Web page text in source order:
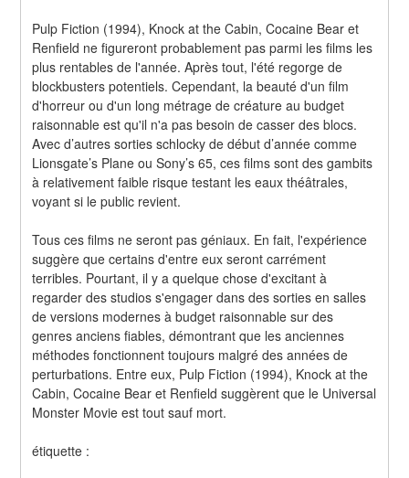
Pulp Fiction (1994), Knock at the Cabin, Cocaine Bear et
Renfield ne figureront probablement pas parmi les films les
plus rentables de l'année. Après tout, l'été regorge de
blockbusters potentiels. Cependant, la beauté d'un film
d'horreur ou d'un long métrage de créature au budget
raisonnable est qu'il n'a pas besoin de casser des blocs.
Avec d’autres sorties schlocky de début d’année comme
Lionsgate’s Plane ou Sony’s 65, ces films sont des gambits
à relativement faible risque testant les eaux théâtrales,
voyant si le public revient.
Tous ces films ne seront pas géniaux. En fait, l'expérience
suggère que certains d'entre eux seront carrément
terribles. Pourtant, il y a quelque chose d'excitant à
regarder des studios s'engager dans des sorties en salles
de versions modernes à budget raisonnable sur des
genres anciens fiables, démontrant que les anciennes
méthodes fonctionnent toujours malgré des années de
perturbations. Entre eux, Pulp Fiction (1994), Knock at the
Cabin, Cocaine Bear et Renfield suggèrent que le Universal
Monster Movie est tout sauf mort.
étiquette :